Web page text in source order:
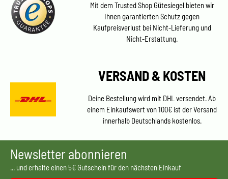
Mit dem Trusted Shop Gütesiegel bieten wir
Ihnen garantierten Schutz gegen
Kaufpreisverlust bei Nicht-Lieferung und
Nicht-Erstattung.
VERSAND & KOSTEN
Deine Bestellung wird mit DHL versendet. Ab
einem Einkaufswert von 100€ ist der Versand
innerhalb Deutschlands kostenlos.
Newsletter abonnieren
... und erhalte einen 5€ Gutschein für den nächsten Einkauf